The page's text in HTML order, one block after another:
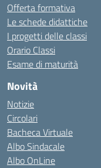
Offerta formativa
Le schede didattiche
I progetti delle classi
Orario Classi
Esame di maturità
Novità
Notizie
Circolari
Bacheca Virtuale
Albo Sindacale
Albo OnLine